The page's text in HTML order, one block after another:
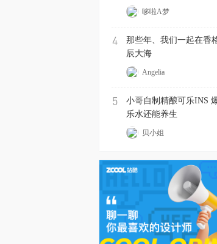
哆啦A梦
4
那些年、我们一起在香
辰大海
Angelia
5
小哥自制精酿可乐INS
乐水还能养生
贝小姐